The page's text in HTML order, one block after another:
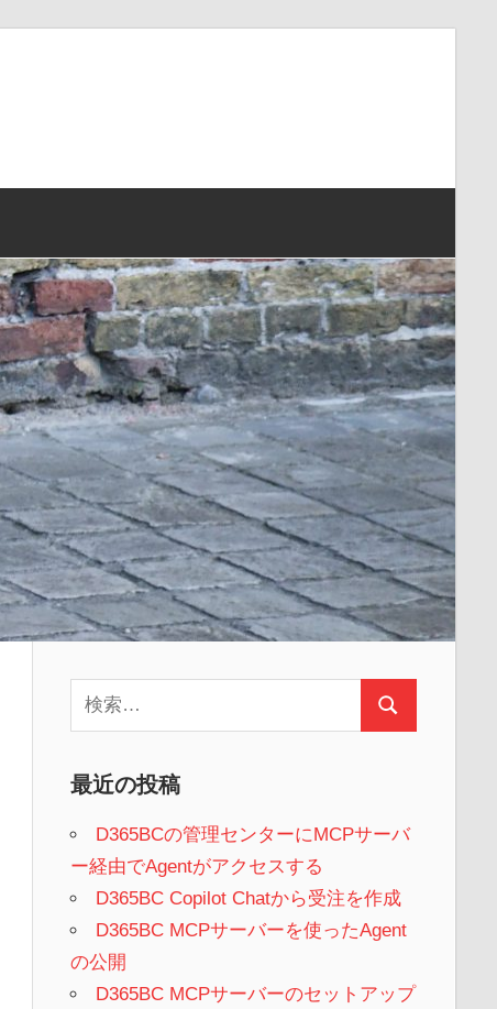
索:
検
最近の投稿
D365BCの管理センターにMCPサーバ
ー経由でAgentがアクセスする
D365BC Copilot Chatから受注を作成
D365BC MCPサーバーを使ったAgent
の公開
D365BC MCPサーバーのセットアップ